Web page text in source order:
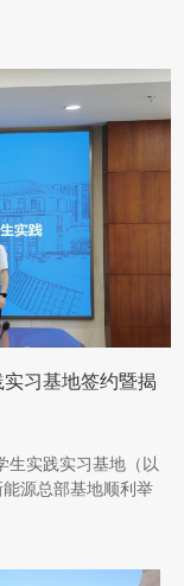
习基地签约暨揭
生实践实习基地（以
源总部基地顺利举
席活动，双方相关
与。